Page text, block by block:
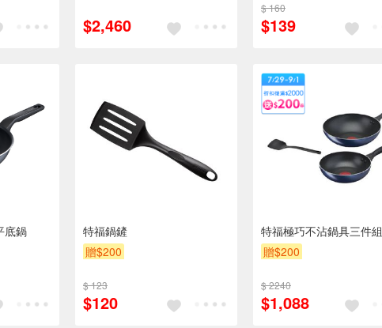
$2,460
$ 160
$139
底鍋
特福鍋鏟
贈$200
$ 123
$120
特福極巧不沾鍋具三件組
贈$200
$ 2240
$1,088